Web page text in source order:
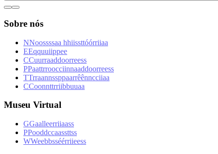
Sobre nós
NNoossssaa hhiissttóórriiaa
EEqquuiippee
CCuurraaddoorreess
PPaattrroocciinnaaddoorreess
TTrraannssppaarrêênncciiaa
CCoonnttrriibbuuaa
Museu Virtual
GGaalleerriiaass
PPooddccaassttss
WWeebbsséérriieess